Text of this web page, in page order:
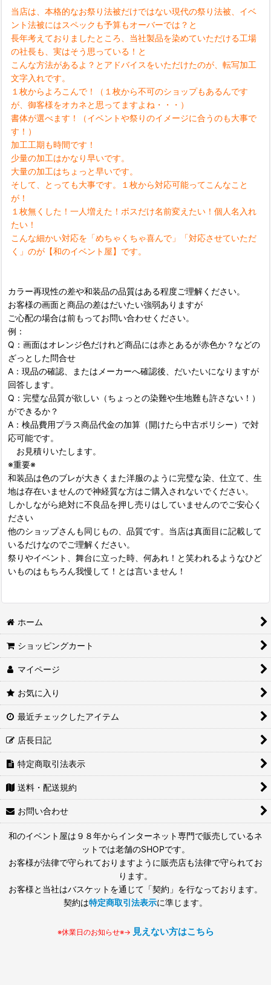
当店は、本格的なお祭り法被だけではない現代の祭り法被、イベ
ント法被にはスペックも予算もオーバーでは？と
長年考えておりましたところ、当社製品を染めていただける工場
の社長も、実はそう思っている！と
こんな方法があるよ？とアドバイスをいただけたのが、転写加工
文字入れです。
１枚からよろこんで！（１枚から不可のショップもあるんです
が、御客様をオカネと思ってますよね・・・）
書体が選べます！（イベントや祭りのイメージに合うのも大事で
す！）
加工工期も時間です！
少量の加工はかなり早いです。
大量の加工はちょっと早いです。
そして、とっても大事です。１枚から対応可能ってこんなこと
が！
１枚無くした！一人増えた！ボスだけ名前変えたい！個人名入れ
たい！
こんな細かい対応を「めちゃくちゃ喜んで」「対応させていただ
く」のが【和のイベント屋】です。
カラー再現性の差や和装品の品質はある程度ご理解ください。
お客様の画面と商品の差はだいたい強弱ありますが
ご心配の場合は前もってお問い合わせください。
例：
Q：画面はオレンジ色だけれど商品には赤とあるが赤色か？などの
ざっとした問合せ
A：現品の確認、またはメーカーへ確認後、だいたいになりますが
回答します。
Q：完璧な品質が欲しい（ちょっとの染難や生地難も許さない！）
ができるか？
A：検品費用プラス商品代金の加算（開けたら中古ポリシー）で対
応可能です。
お見積りいたします。
※重要※
和装品は色のブレが大きくまた洋服のように完璧な染、仕立て、生
地は存在いませんので神経質な方はご購入されないでください。
しかしながら絶対に不良品を押し売りはしていませんのでご安心く
ださい
他のショップさんも同じもの、品質です。当店は真面目に記載して
いるだけなのでご理解ください。
祭りやイベント、舞台に立った時、何あれ！と笑われるようなひど
いものはもちろん我慢して！とは言いません！
ホーム
ショッピングカート
マイページ
お気に入り
最近チェックしたアイテム
店長日記
特定商取引法表示
送料・配送規約
お問い合わせ
和のイベント屋は９８年からインターネット専門で販売しているネ
ットでは老舗のSHOPです。
お客様が法律で守られておりますように販売店も法律で守られてお
ります。
お客様と当社はバスケットを通じて「契約」を行なっております。
契約は特定商取引法表示に準じます。
※休業日のお知らせ※→ 見えない方はこちら